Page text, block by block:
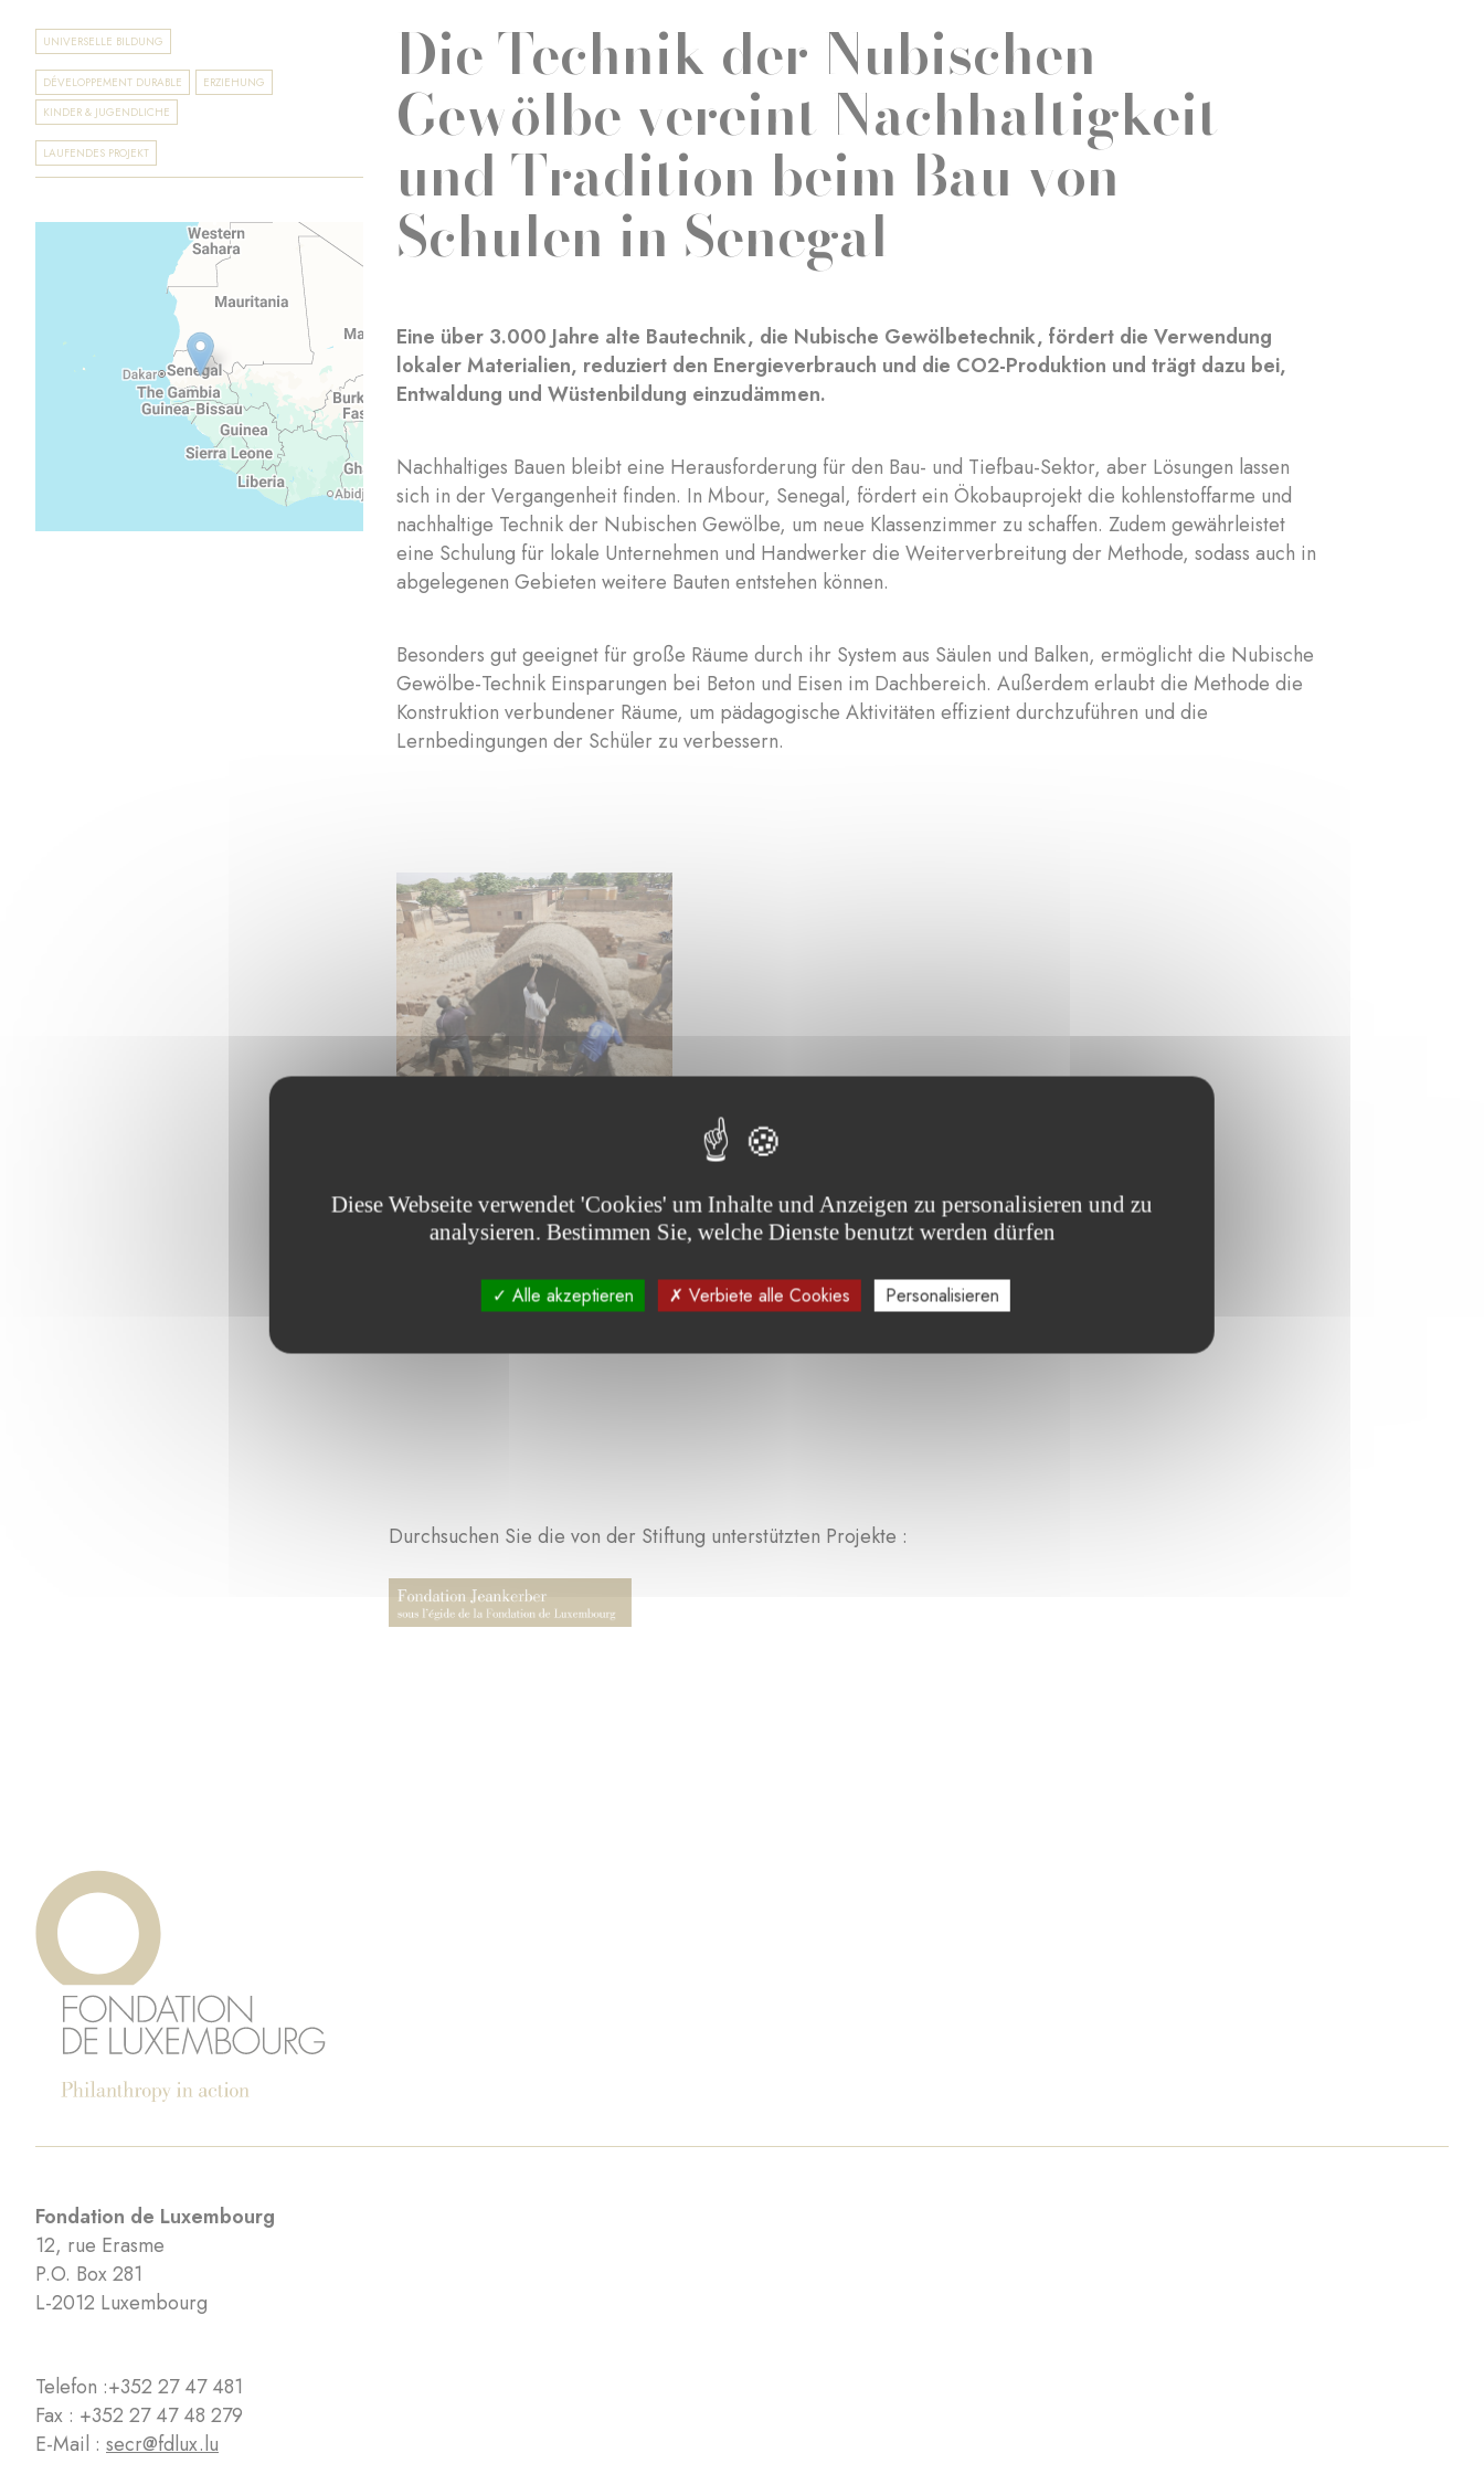
UNIVERSELLE BILDUNG
DÉVELOPPEMENT DURABLE
ERZIEHUNG
KINDER & JUGENDLICHE
LAUFENDES PROJEKT
Die Technik der Nubischen
Gewölbe vereint Nachhaltigkeit
und Tradition beim Bau von
Schulen in Senegal
Eine über 3.000 Jahre alte Bautechnik, die Nubische Gewölbetechnik, fördert die Verwendung
lokaler Materialien, reduziert den Energieverbrauch und die CO2-Produktion und trägt dazu bei,
Entwaldung und Wüstenbildung einzudämmen.
Nachhaltiges Bauen bleibt eine Herausforderung für den Bau- und Tiefbau-Sektor, aber Lösungen lassen
sich in der Vergangenheit finden. In Mbour, Senegal, fördert ein Ökobauprojekt die kohlenstoffarme und
nachhaltige Technik der Nubischen Gewölbe, um neue Klassenzimmer zu schaffen. Zudem gewährleistet
eine Schulung für lokale Unternehmen und Handwerker die Weiterverbreitung der Methode, sodass auch in
abgelegenen Gebieten weitere Bauten entstehen können.
Besonders gut geeignet für große Räume durch ihr System aus Säulen und Balken, ermöglicht die Nubische
Gewölbe-Technik Einsparungen bei Beton und Eisen im Dachbereich. Außerdem erlaubt die Methode die
Konstruktion verbundener Räume, um pädagogische Aktivitäten effizient durchzuführen und die
Lernbedingungen der Schüler zu verbessern.
Durchsuchen Sie die von der Stiftung unterstützten Projekte :
Fondation de Luxembourg
12, rue Erasme
P.O. Box 281
L-2012 Luxembourg
Telefon :+352 27 47 481
Fax : +352 27 47 48 279
E-Mail : secr@fdlux.lu
Diese Webseite verwendet 'Cookies' um Inhalte und Anzeigen zu personalisieren und zu
analysieren. Bestimmen Sie, welche Dienste benutzt werden dürfen
Alle akzeptieren Verbiete alle Cookies Personalisieren